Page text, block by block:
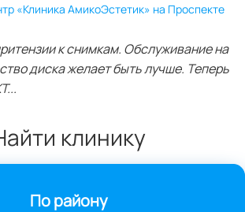
«Клиника АмикоЭстетик» на Проспекте
к снимкам. Обслуживание на
диска желает быть лучше. Теперь
клинику
По району